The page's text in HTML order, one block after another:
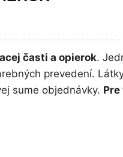
časti a opierok.
prevedení.
sume objednávky.